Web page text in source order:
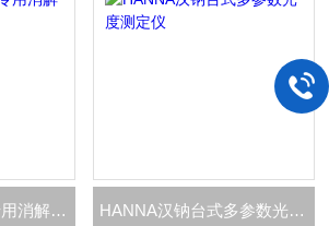
HANNA汉钠台式专用消解加热处理器 HANNA汉钠台式多参数光度测定仪